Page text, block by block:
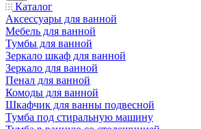
Каталог
Аксессуары для ванной
Мебель для ванной
Тумбы для ванной
Зеркало шкаф для ванной
Зеркало для ванной
Пенал для ванной
Комоды для ванной
Шкафчик для ванны подвесной
Тумба под стиральную машину